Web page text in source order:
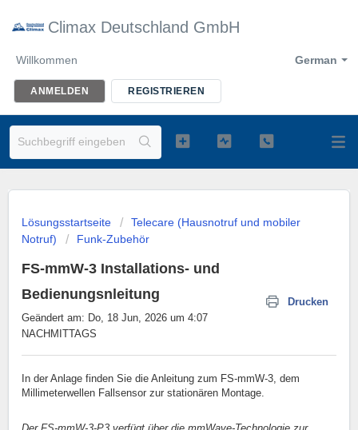
Climax Deutschland GmbH
German
Willkommen
ANMELDEN REGISTRIEREN
Lösungsstartseite
Telecare (Hausnotruf und mobiler
Notruf)
Funk-Zubehör
FS-mmW-3 Installations- und
Bedienungsnleitung
Drucken
Geändert am: Do, 18 Jun, 2026 um 4:07
NACHMITTAGS
In der Anlage finden Sie die Anleitung zum FS-mmW-3, dem
Millimeterwellen Fallsensor zur stationären Montage.